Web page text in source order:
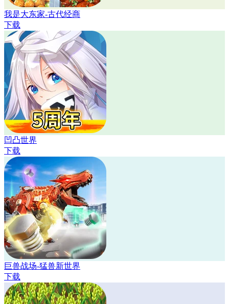
我是大东家-古代经商
下载
凹凸世界
下载
巨兽战场-猛兽新世界
下载